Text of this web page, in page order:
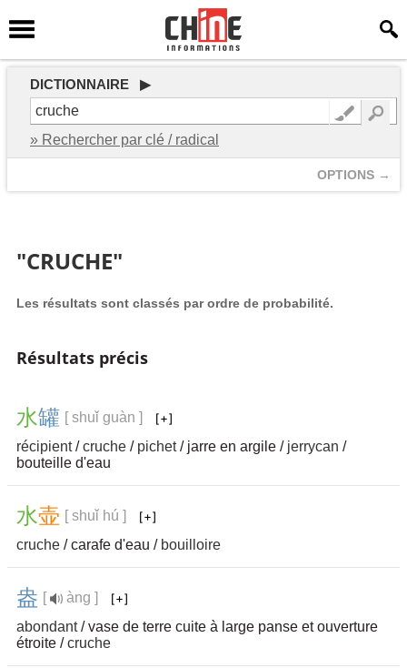
DICTIONNAIRE ▶
» Rechercher par clé / radical
OPTIONS →
"CRUCHE"
Les résultats sont classés par ordre de probabilité.
Résultats précis
水罐 [ shuǐ guàn ]
récipient/cruche / pichet/ jarre en argile / jerrycan /
bouteille d'eau
水壶 [ shuǐ hú ]
cruche / carafe d'eau / bouilloire
盎 [
àng ]
abondant/ vase de terre cuite à large panse et ouverture
étroite /cruche